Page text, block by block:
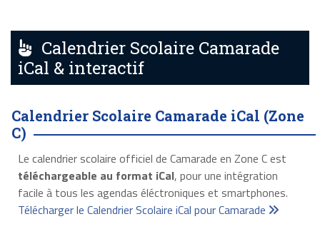
Calendrier Scolaire Camarade
iCal & interactif
Calendrier Scolaire Camarade iCal (Zone
C)
Le calendrier scolaire officiel de Camarade en Zone C est
téléchargeable au format iCal, pour une intégration
facile à tous les agendas éléctroniques et smartphones.
Télécharger le Calendrier Scolaire iCal pour Camarade